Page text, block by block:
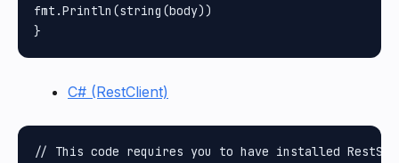
fmt.Println(string(body))
C# (RestClient)
// This code requires you to have installed